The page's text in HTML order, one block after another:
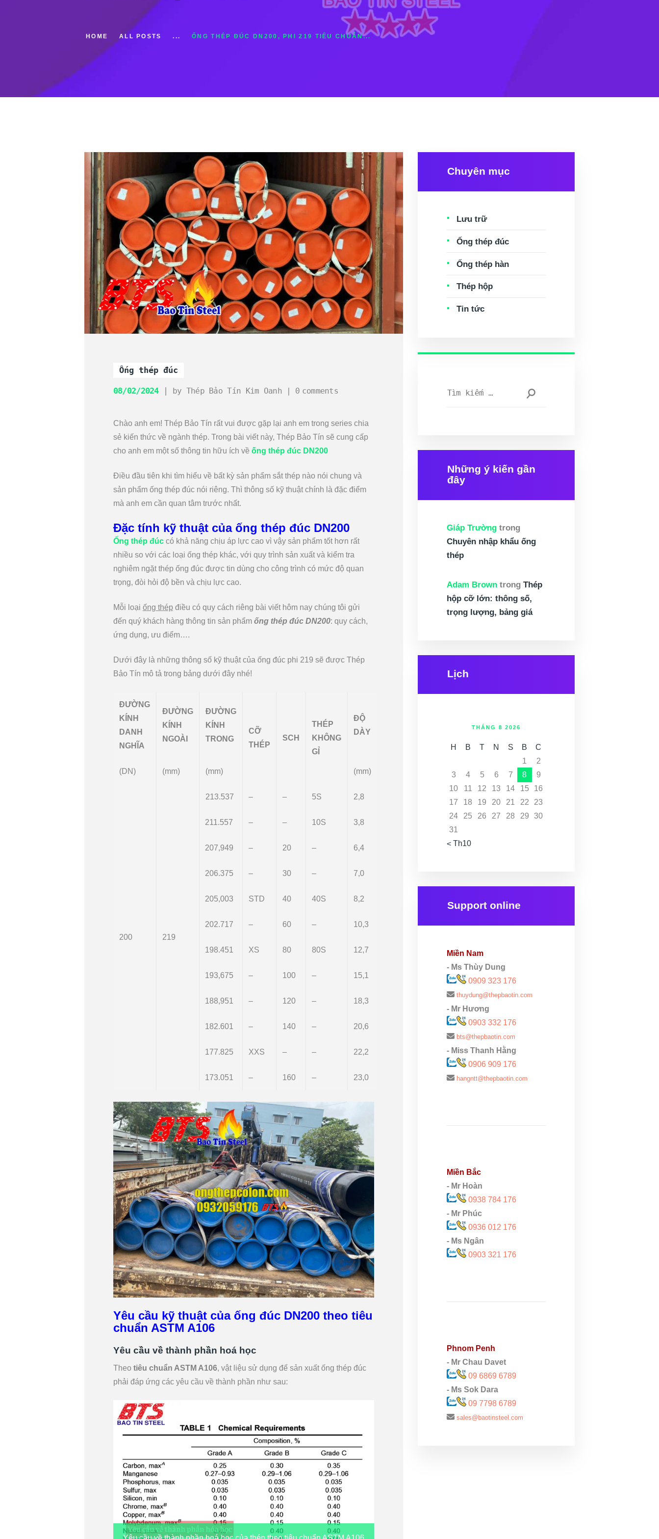
HOME ALL POSTS ... ỐNG THÉP ĐÚC DN200, PHI 219 TIÊU CHUẨN...
Ống thép đúc
08/02/2024 by Thép Bảo Tín Kim Oanh 0 comments
Chào anh em! Thép Bảo Tín rất vui được gặp lại anh em trong series chia
sẻ kiến thức về ngành thép. Trong bài viết này, Thép Bảo Tín sẽ cung cấp
cho anh em một số thông tin hữu ích về ống thép đúc DN200
Điều đầu tiên khi tìm hiểu về bất kỳ sản phẩm sắt thép nào nói chung và
sản phẩm ống thép đúc nói riêng. Thì thông số kỹ thuật chính là đặc điểm
mà anh em cần quan tâm trước nhất.
Đặc tính kỹ thuật của ống thép đúc DN200
Ống thép đúccó khả năng chịu áp lực cao vì vậy sản phẩm tốt hơn rất
nhiều so với các loại ống thép khác, với quy trình sản xuất và kiểm tra
nghiêm ngặt thép ống đúc được tin dùng cho công trình có mức độ quan
trọng, đòi hỏi độ bền và chịu lực cao.
Mỗi loại ống thépđiều có quy cách riêng bài viết hôm nay chúng tôi gửi
đến quý khách hàng thông tin sản phẩm ống thép đúc DN200: quy cách,
ứng dụng, ưu điểm….
Dưới đây là những thông số kỹ thuật của ống đúc phi 219 sẽ được Thép
Bảo Tín mô tả trong bảng dưới đây nhé!
ĐƯỜNG
KÍNH
DANH
NGHĨA
ĐƯỜNG
KÍNH
NGOÀI
ĐƯỜNG
KÍNH
TRONG
CỠ
THÉP
SCH
THÉP
KHÔNG
GỈ
ĐỘ
DÀY
(DN) (mm) (mm) (mm)
200 219
213.537 – – 5S 2,8
211.557 – – 10S 3,8
207,949 – 20 – 6,4
206.375 – 30 – 7,0
205,003 STD 40 40S 8,2
202.717 – 60 – 10,3
198.451 XS 80 80S 12,7
193,675 – 100 – 15,1
188,951 – 120 – 18,3
182.601 – 140 – 20,6
177.825 XXS – – 22,2
173.051 – 160 – 23,0
Yêu cầu kỹ thuật của ống đúc DN200 theo tiêu
chuẩn ASTM A106
Yêu cầu về thành phần hoá học
Theo tiêu chuẩn ASTM A106, vật liệu sử dụng để sản xuất ống thép đúc
phải đáp ứng các yêu cầu về thành phần như sau:
Chuyên mục
Lưu trữ
Ống thép đúc
Ống thép hàn
Thép hộp
Tin tức
Những ý kiến gần
đây
Giáp Trườngtrong
Chuyên nhập khẩu ống
thép
Adam Browntrong Thép
hộp cỡ lớn: thông số,
trọng lượng, bảng giá
Lịch
THÁNG 8 2026
H B T N S B
C
1
2
3
4 5 6 7 8
9
10
11 12 13 14 15
16
17
18 19 20 21 22
23
24
25 26 27 28 29
30
31
« Th10
Support online
Miền Nam
- Ms Thùy Dung
0909 323 176
thuydung@thepbaotin.com
- Mr Hương
0903 332 176
bts@thepbaotin.com
- Miss Thanh Hằng
0906 909 176
hangntt@thepbaotin.com
Miền Bắc
- Mr Hoàn
0938 784 176
- Mr Phúc
0936 012 176
- Ms Ngân
0903 321 176
Phnom Penh
- Mr Chau Davet
09 6869 6789
- Ms Sok Dara
09 7798 6789
sales@baotinsteel.com